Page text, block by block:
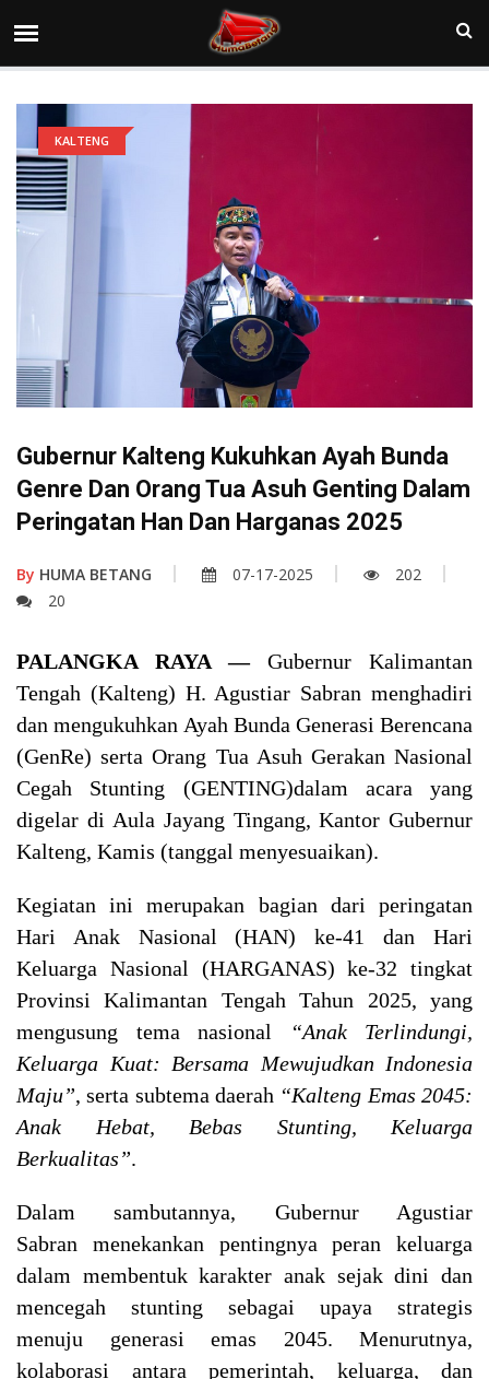
KALTENG
Gubernur Kalteng Kukuhkan Ayah Bunda
Genre Dan Orang Tua Asuh Genting Dalam
Peringatan Han Dan Harganas 2025
By HUMA BETANG 07-17-2025
202
20
PALANGKA RAYA —
Gubernur Kalimantan
Tengah (Kalteng) H. Agustiar Sabran menghadiri
dan mengukuhkan Ayah Bunda Generasi Berencana
(GenRe) serta Orang Tua Asuh Gerakan Nasional
Cegah Stunting (GENTING)dalam acara yang
digelar di Aula Jayang Tingang, Kantor Gubernur
Kalteng, Kamis (tanggal menyesuaikan).
Kegiatan ini merupakan bagian dari peringatan
Hari Anak Nasional (HAN) ke-41 dan Hari
Keluarga Nasional (HARGANAS) ke-32 tingkat
Provinsi Kalimantan Tengah Tahun 2025, yang
mengusung tema nasional
“Anak Terlindungi,
Keluarga Kuat: Bersama Mewujudkan Indonesia
Maju”, serta subtema daerah “Kalteng Emas 2045:
Anak Hebat, Bebas Stunting, Keluarga
Berkualitas”.
Dalam sambutannya, Gubernur Agustiar
Sabran menekankan pentingnya peran keluarga
dalam membentuk karakter anak sejak dini dan
mencegah stunting sebagai upaya strategis
menuju generasi emas 2045. Menurutnya,
kolaborasi antara pemerintah, keluarga, dan